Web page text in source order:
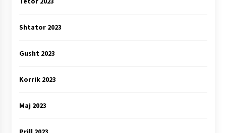
Shtator 2023
Gusht 2023
Korrik 2023
Maj 2023